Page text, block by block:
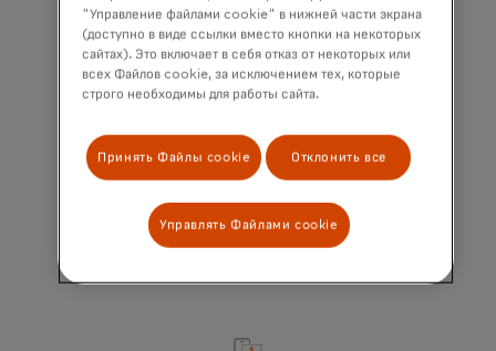
Данные, собранные с устройств
Используйте данные, собранные с устройств и
биометрию для идентификации пользователей,
количества одобренных покупок.
"Управление файлами cookie" в нижней части экрана
(доступно в виде ссылки вместо кнопки на некоторых
сайтах). Это включает в себя отказ от некоторых или
всех Файлов cookie, за исключением тех, которые
строго необходимы для работы сайта.
Принять Файлы cookie Отклонить все
Управлять Файлами cookie